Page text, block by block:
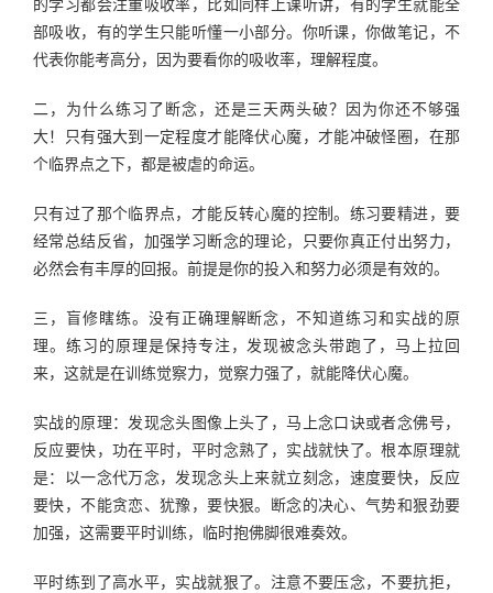
的学习都会注重吸收率，比如同样上课听讲，有的学生就能全
部吸收，有的学生只能听懂一小部分。你听课，你做笔记，不
代表你能考高分，因为要看你的吸收率，理解程度。
二，为什么练习了断念，还是三天两头破？因为你还不够强
大！只有强大到一定程度才能降伏心魔，才能冲破怪圈，在那
个临界点之下，都是被虐的命运。
只有过了那个临界点，才能反转心魔的控制。练习要精进，要
经常总结反省，加强学习断念的理论，只要你真正付出努力，
必然会有丰厚的回报。前提是你的投入和努力必须是有效的。
三，盲修瞎练。没有正确理解断念，不知道练习和实战的原
理。练习的原理是保持专注，发现被念头带跑了，马上拉回
来，这就是在训练觉察力，觉察力强了，就能降伏心魔。
实战的原理：发现念头图像上头了，马上念口诀或者念佛号，
反应要快，功在平时，平时念熟了，实战就快了。根本原理就
是：以一念代万念，发现念头上来就立刻念，速度要快，反应
要快，不能贪恋、犹豫，要快狠。断念的决心、气势和狠劲要
加强，这需要平时训练，临时抱佛脚很难奏效。
平时练到了高水平，实战就狠了。注意不要压念，不要抗拒，